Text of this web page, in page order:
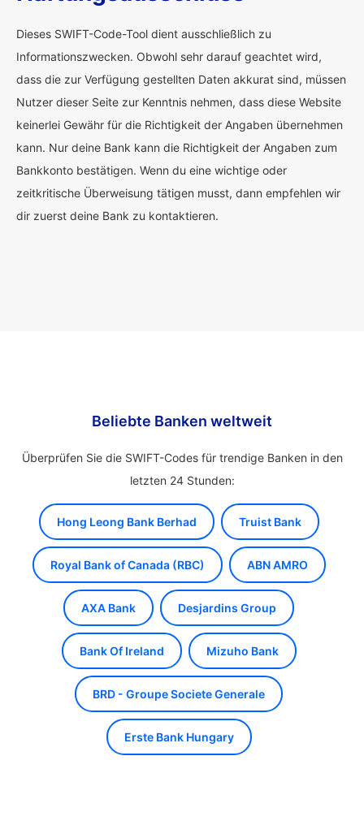
Dieses SWIFT-Code-Tool dient ausschließlich zu
Informationszwecken. Obwohl sehr darauf geachtet wird,
dass die zur Verfügung gestellten Daten akkurat sind, müssen
Nutzer dieser Seite zur Kenntnis nehmen, dass diese Website
keinerlei Gewähr für die Richtigkeit der Angaben übernehmen
kann. Nur deine Bank kann die Richtigkeit der Angaben zum
Bankkonto bestätigen. Wenn du eine wichtige oder
zeitkritische Überweisung tätigen musst, dann empfehlen wir
dir zuerst deine Bank zu kontaktieren.
Beliebte Banken weltweit
Überprüfen Sie die SWIFT-Codes für trendige Banken in den
letzten 24 Stunden:
Hong Leong Bank Berhad Truist Bank
Royal Bank of Canada (RBC) ABN AMRO
AXA Bank Desjardins Group
Bank Of Ireland Mizuho Bank
BRD - Groupe Societe Generale
Erste Bank Hungary